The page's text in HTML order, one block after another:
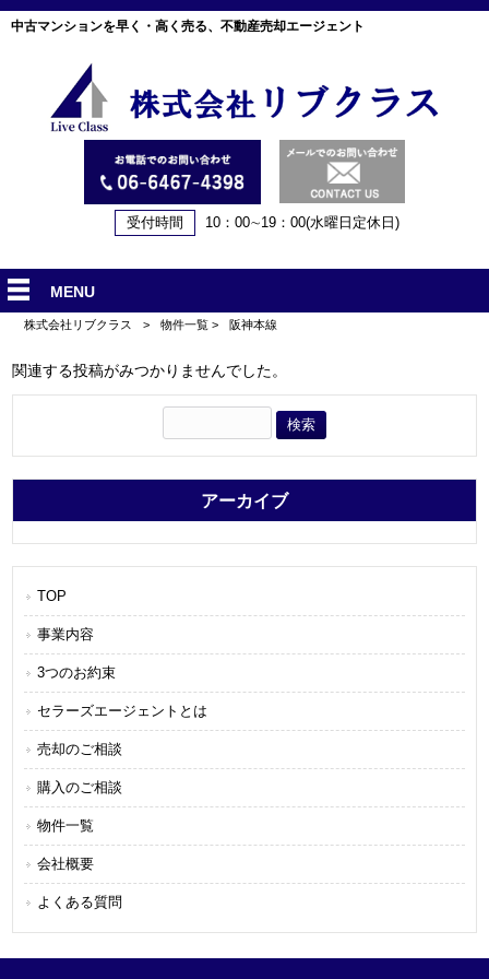
中古マンションを早く・高く売る、不動産売却エージェント
受付時間 10：00∼19：00(水曜日定休日)
MENU
株式会社リブクラス > 物件一覧 > 阪神本線
関連する投稿がみつかりませんでした。
アーカイブ
TOP
事業内容
3つのお約束
セラーズエージェントとは
売却のご相談
購入のご相談
物件一覧
会社概要
よくある質問